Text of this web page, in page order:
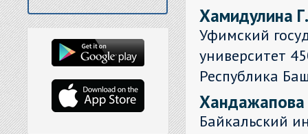
Хамидулина
Уфимский
университет
Республика
Байкальский